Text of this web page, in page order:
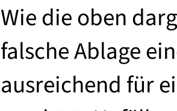
Wie die oben
falsche Ablage
ausreichend für